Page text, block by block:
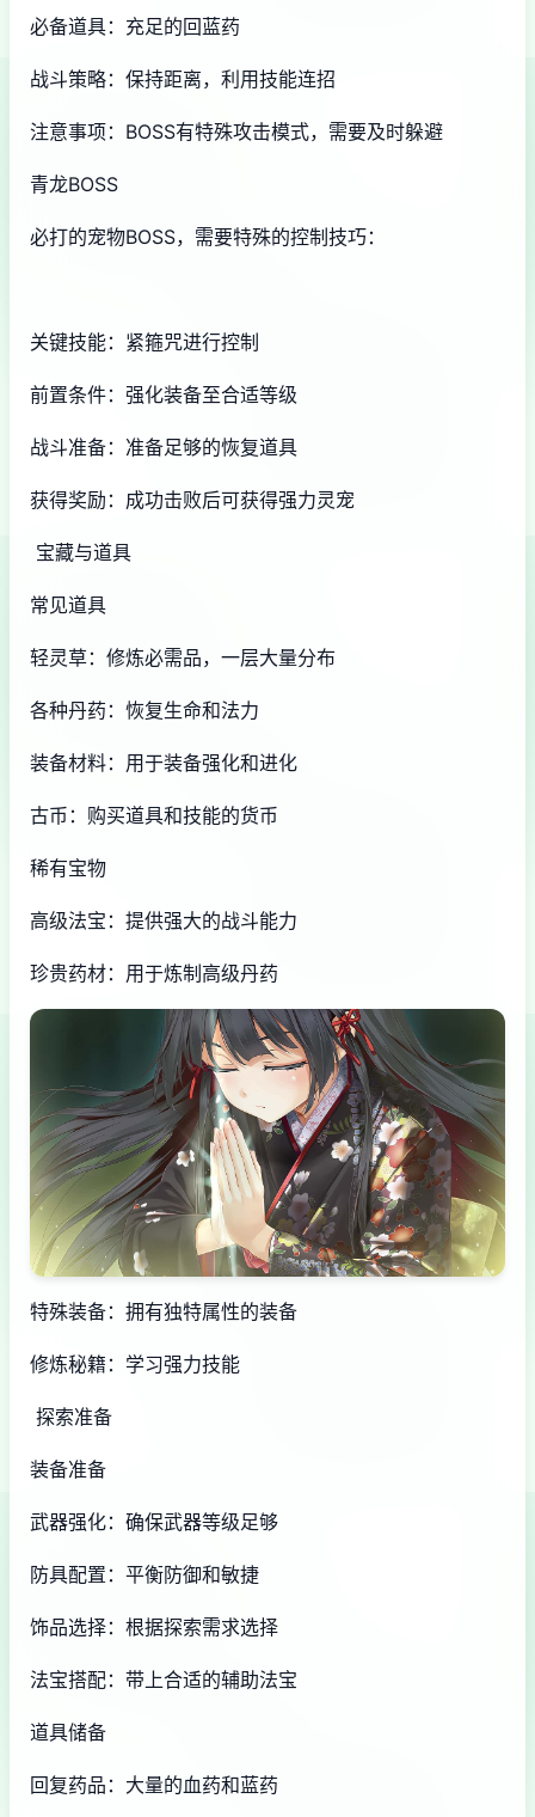
必备道具：充足的回蓝药
战斗策略：保持距离，利用技能连招
注意事项：BOSS有特殊攻击模式，需要及时躲避
青龙BOSS
必打的宠物BOSS，需要特殊的控制技巧：
关键技能：紧箍咒进行控制
前置条件：强化装备至合适等级
战斗准备：准备足够的恢复道具
获得奖励：成功击败后可获得强力灵宠
宝藏与道具
常见道具
轻灵草：修炼必需品，一层大量分布
各种丹药：恢复生命和法力
装备材料：用于装备强化和进化
古币：购买道具和技能的货币
稀有宝物
高级法宝：提供强大的战斗能力
珍贵药材：用于炼制高级丹药
特殊装备：拥有独特属性的装备
修炼秘籍：学习强力技能
探索准备
装备准备
武器强化：确保武器等级足够
防具配置：平衡防御和敏捷
饰品选择：根据探索需求选择
法宝搭配：带上合适的辅助法宝
道具储备
回复药品：大量的血药和蓝药